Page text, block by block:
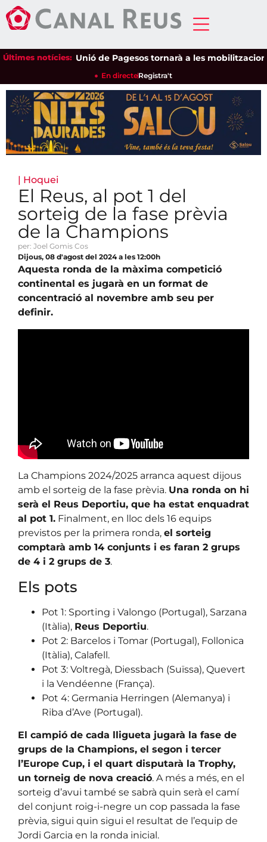
Últimes notícies:Unió de Pagesos tornarà a les mobilitzacions
En directeRegistra't
| Hoquei
El Reus, al pot 1 del
sorteig de la fase prèvia
de la Champions
per: Joel Gomis Cos
Dijous, 08 d'agost del 2024 a les 12:00h
Aquesta ronda de la màxima competició
continental es jugarà en un format de
concentració al novembre amb seu per
definir.
La Champions 2024/2025 arranca aquest dijous
amb el sorteig de la fase prèvia. Una ronda on hi
serà el Reus Deportiu, que ha estat enquadrat
al pot 1. Finalment, en lloc dels 16 equips
previstos per la primera ronda, el sorteig
comptarà amb 14 conjunts i es faran 2 grups
de 4 i 2 grups de 3.
Els pots
Pot 1: Sporting i Valongo (Portugal), Sarzana
(Itàlia), Reus Deportiu.
Pot 2: Barcelos i Tomar (Portugal), Follonica
(Itàlia), Calafell.
Pot 3: Voltregà, Diessbach (Suïssa), Quevert
i la Vendéenne (França).
Pot 4: Germania Herringen (Alemanya) i
Riba d’Ave (Portugal).
El campió de cada lligueta jugarà la fase de
grups de la Champions, el segon i tercer
l’Europe Cup, i el quart disputarà la Trophy,
un torneig de nova creació. A més a més, en el
sorteig d’avui també se sabrà quin serà el camí
del conjunt roig-i-negre un cop passada la fase
prèvia, sigui quin sigui el resultat de l’equip de
Jordi Garcia en la ronda inicial.